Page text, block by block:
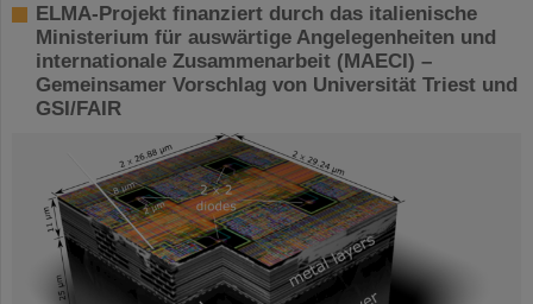
ELMA-Projekt finanziert durch das italienische
Ministerium für auswärtige Angelegenheiten und
internationale Zusammenarbeit (MAECI) –
Gemeinsamer Vorschlag von Universität Triest und
GSI/FAIR